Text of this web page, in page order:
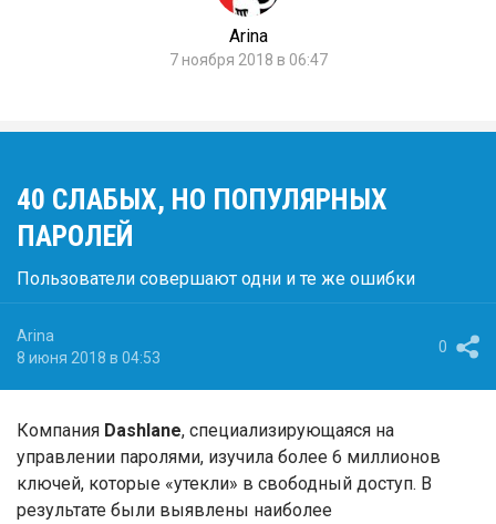
Arina
7 ноября 2018 в 06:47
40 СЛАБЫХ, НО ПОПУЛЯРНЫХ
ПАРОЛЕЙ
Пользователи совершают одни и те же ошибки
Arina
8 июня 2018 в 04:53
0
Компания Dashlane, специализирующаяся на
управлении паролями, изучила более 6 миллионов
ключей, которые «утекли» в свободный доступ. В
результате были выявлены наиболее